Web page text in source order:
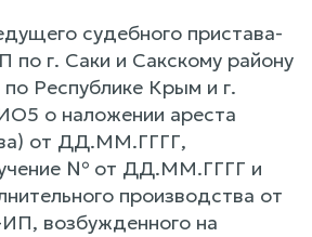
судебного пристава-
по г. Саки и Сакскому району
Республике Крым и г.
о наложении ареста
от ДД.ММ.ГГГГ,
№ от ДД.ММ.ГГГГ и
производства от
возбужденного на